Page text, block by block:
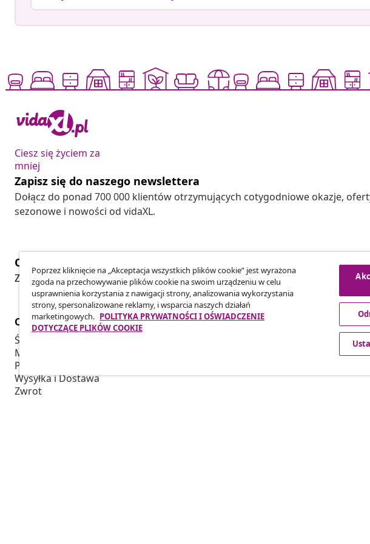
Ciesz się życiem za
mniej
Zapisz się do naszego newslettera
Dołącz do ponad 700 000 klientów otrzymujących cotygodniowe okazje,
sezonowe i nowości od vidaXL.
Odstąpienie od umowy
Złóż wniosek o odstąpienie od umowy dotyczącej Twojego zamówienia.
Obsługa Klienta
Śledź swoje zamówienie
Moje konto
Płatność
Wysyłka i Dostawa
Zwrot
Biznes
Poprzez kliknięcie na „Akceptacja wszystkich plików cookie” jest wyrażona
zgoda na przechowywanie plików cookie na swoim urządzeniu w celu
usprawnienia korzystania z nawigacji strony, analizowania wykorzystania
strony, spersonalizowane reklamy, i wsparcia naszych działań
marketingowych. POLITYKA PRYWATNOŚCI I OŚWIADCZENIE
DOTYCZĄCE PLIKÓW COOKIE